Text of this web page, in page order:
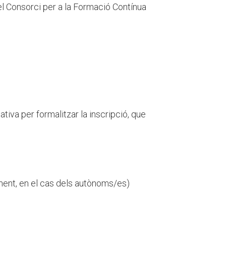
per a la Formació Contínua
per formalitzar la inscripció, que
en el cas dels autònoms/es)